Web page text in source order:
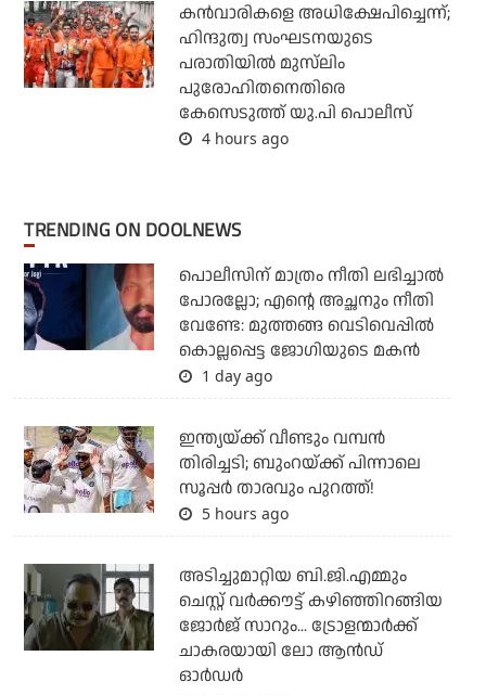
കന്‍വാരികളെ അധിക്ഷേപിച്ചെന്ന്;
ഹിന്ദുത്വ സംഘടനയുടെ
പരാതിയില്‍ മുസ്‌ലിം
പുരോഹിതനെതിരെ
കേസെടുത്ത് യു.പി പൊലീസ്
4 hours ago
TRENDING ON DOOLNEWS
പൊലീസിന് മാത്രം നീതി ലഭിച്ചാല്‍
പോരല്ലോ; എന്റെ അച്ഛനും നീതി
വേണ്ടേ: മുത്തങ്ങ വെടിവെപ്പില്‍
കൊല്ലപ്പെട്ട ജോഗിയുടെ മകന്‍
1 day ago
ഇന്ത്യയ്ക്ക് വീണ്ടും വമ്പന്‍
തിരിച്ചടി; ബുംറയ്ക്ക് പിന്നാലെ
സൂപ്പര്‍ താരവും പുറത്ത്!
5 hours ago
അടിച്ചുമാറ്റിയ ബി.ജി.എമ്മും
ചെസ്റ്റ് വര്‍ക്കൗട്ട് കഴിഞ്ഞിറങ്ങിയ
ജോര്‍ജ് സാറും... ട്രോളന്മാര്‍ക്ക്
ചാകരയായി ലോ ആന്‍ഡ്
ഓര്‍ഡര്‍